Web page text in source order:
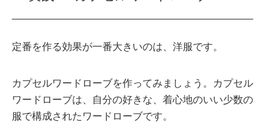
定番を作る効果が一番大きいのは、洋服です。
カプセルワードローブを作ってみましょう。カプセル
ワードローブは、自分の好きな、着心地のいい少数の
服で構成されたワードローブです。